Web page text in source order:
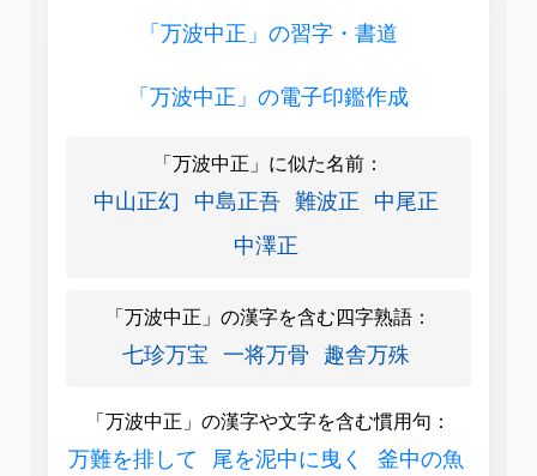
「万波中正」の習字・書道
「万波中正」の電子印鑑作成
「万波中正」に似た名前：
中山正幻 中島正吾 難波正 中尾正
中澤正
「万波中正」の漢字を含む四字熟語：
七珍万宝 一将万骨 趣舎万殊
「万波中正」の漢字や文字を含む慣用句：
万難を排して 尾を泥中に曳く 釜中の魚